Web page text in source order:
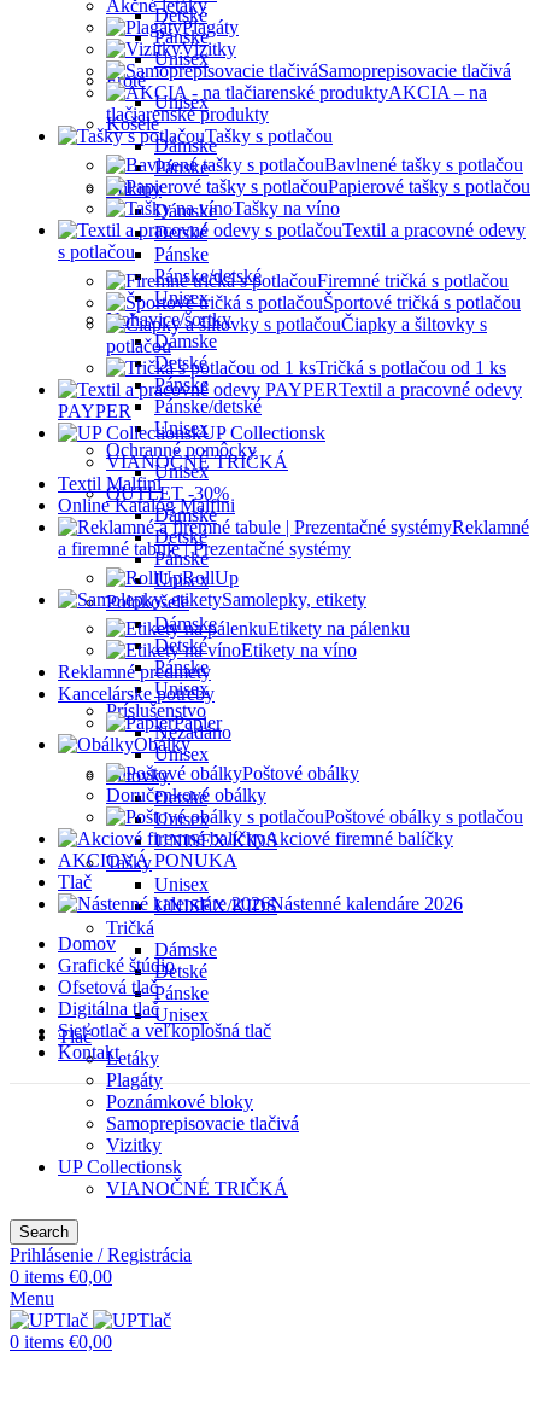
Detské
Pánske
Unisex
Froté
Unisex
Košele
Dámske
Pánske
Mikiny
Dámske
Detské
Pánske
Pánske/detské
Unisex
Nohavice/šortky
Dámske
Detské
Pánske
Pánske/detské
Unisex
Ochranné pomôcky
Unisex
OUTLET -30%
Dámske
Detské
Pánske
Unisex
Polokošele
Dámske
Detské
Pánske
Unisex
Príslušenstvo
Nezadáno
Unisex
Šiltovky
Detské
Unisex
UNISEX/KIDS
Tašky
Unisex
UNISEX/KIDS
Tričká
Dámske
Detské
Pánske
Unisex
Tlač
Letáky
Plagáty
Poznámkové bloky
Samoprepisovacie tlačivá
Vizitky
UP Collectionsk
VIANOČNÉ TRIČKÁ
Search
Prihlásenie / Registrácia
0 items €0,00
Menu
0 items €0,00
Akčné letáky
Plagáty
Vizitky
Samoprepisovacie tlačivá
AKCIA – na
tlačiarenské produkty
Tašky s potlačou
Bavlnené tašky s potlačou
Papierové tašky s potlačou
Tašky na víno
Textil a pracovné odevy
s potlačou
Firemné tričká s potlačou
Športové tričká s potlačou
Čiapky a šiltovky s
potlačou
Tričká s potlačou od 1 ks
Textil a pracovné odevy
PAYPER
UP Collectionsk
VIANOČNÉ TRIČKÁ
Textil Malfini
Online Katalóg Malfini
Reklamné
a firemné tabule | Prezentačné systémy
RollUp
Samolepky, etikety
Etikety na pálenku
Etikety na víno
Reklamné predmety
Kancelárske potreby
Papier
Obálky
Poštové obálky
Doručenkové obálky
Poštové obálky s potlačou
Akciové firemné balíčky
AKCIOVÁ PONUKA
Tlač
Nástenné kalendáre 2026
Domov
Grafické štúdio
Ofsetová tlač
Digitálna tlač
Sieťotlač a veľkoplošná tlač
Kontakt